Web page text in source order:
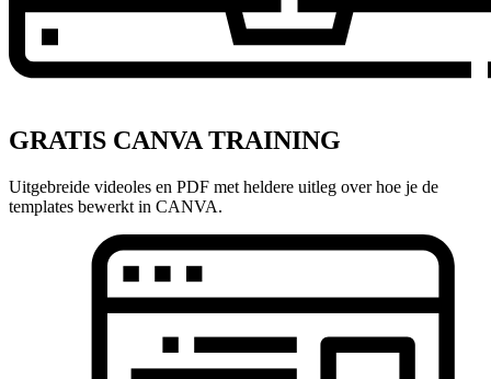
GRATIS CANVA TRAINING
Uitgebreide videoles en PDF met heldere uitleg over hoe je de
templates bewerkt in CANVA.